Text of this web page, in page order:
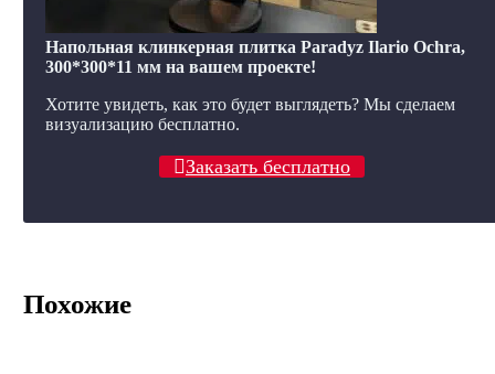
Напольная клинкерная плитка Paradyz Ilario Ochra,
300*300*11 мм на вашем проекте!
Хотите увидеть, как это будет выглядеть? Мы сделаем
визуализацию бесплатно.
Заказать бесплатно
Похожие